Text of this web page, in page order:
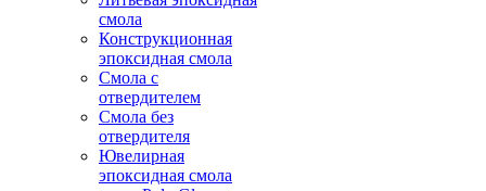
смола
Конструкционная
эпоксидная смола
Смола с
отвердителем
Смола без
отвердителя
Ювелирная
эпоксидная смола